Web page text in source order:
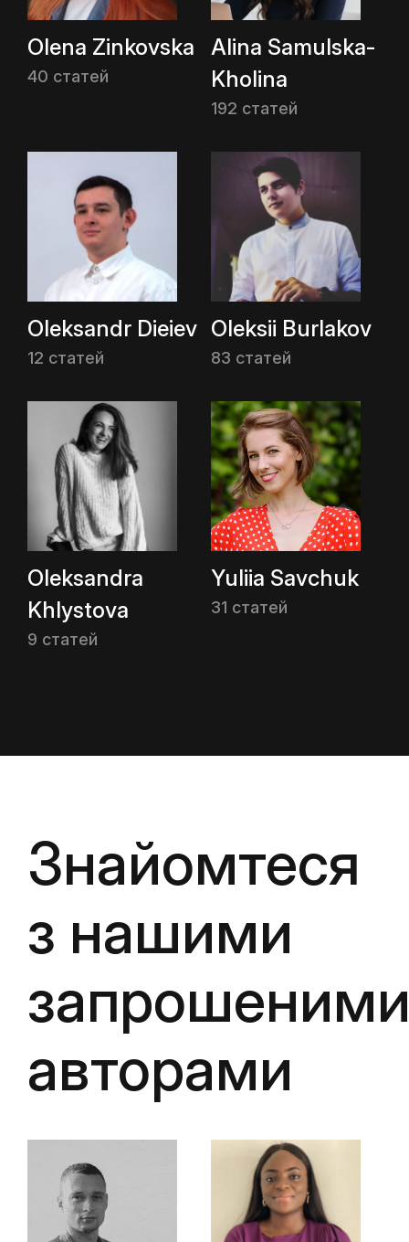
Olena Zinkovska
40 статей
Alina Samulska-
Kholina
192 статей
Oleksandr Dieiev
12 статей
Oleksii Burlakov
83 статей
Oleksandra
Khlystova
9 статей
Yuliia Savchuk
31 статей
Знайомтеся
з нашими
авторами